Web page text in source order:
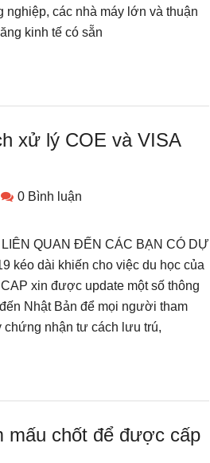
nghiệp, các nhà máy lớn và thuận
kinh tế có sẵn
xử lý COE và VISA
0 Bình luận
QUAN ĐẾN CÁC BẠN CÓ DỰ
kéo dài khiến cho việc du học của
xin được update một số thông
Nhật Bản để mọi người tham
nhận tư cách lưu trú,
mấu chốt để được cấp